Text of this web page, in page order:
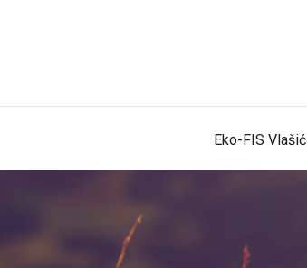
Eko-FIS Vlašić